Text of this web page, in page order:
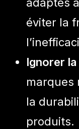
éviter la
Ignorer
marques
la
produits.